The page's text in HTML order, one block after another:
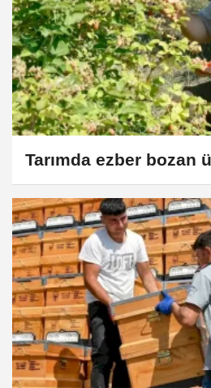
Tarımda ezber bozan